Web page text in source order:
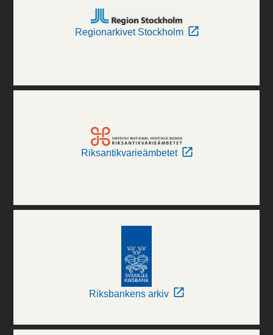
Regionarkivet Stockholm
Riksantikvarieämbetet
Riksbankens arkiv